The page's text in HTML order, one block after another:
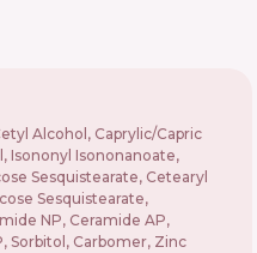
Alcohol, Caprylic/Capric
Isononyl Isononanoate,
Sesquistearate, Cetearyl
Sesquistearate,
NP, Ceramide AP,
Sorbitol, Carbomer, Zinc